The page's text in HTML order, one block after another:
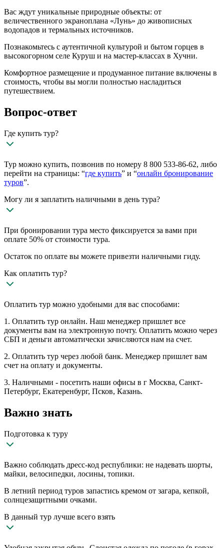
Вас ждут уникальные природные объекты: от
величественного экраноплана «Лунь» до живописных
водопадов и термальных источников.
Познакомьтесь с аутентичной культурой и бытом горцев в
высокогорном селе Куруш и на мастер-классах в Хучни.
Комфортное размещение и продуманное питание включены в
стоимость, чтобы вы могли полностью насладиться
путешествием.
Вопрос-ответ
Где купить тур?
Тур можно купить, позвонив по номеру 8 800 533-86-62, либо
перейти на страницы: “где купить” и “онлайн бронирование
туров”.
Могу ли я заплатить наличными в день тура?
При бронировании тура место фиксируется за вами при
оплате 50% от стоимости тура.
Остаток по оплате вы можете привезти наличными гиду.
Как оплатить тур?
Оплатить тур можно удобными для вас способами:
1. Оплатить тур онлайн. Наш менеджер пришлет все
документы вам на электронную почту. Оплатить можно через
СБП и деньги автоматически зачисляются нам на счет.
2. Оплатить тур через любой банк. Менеджер пришлет вам
счет на оплату и документы.
3. Наличными - посетить наши офисы в г Москва, Санкт-
Петербург, Екатеренбург, Псков, Казань.
Важно знать
Подготовка к туру
Важно соблюдать дресс-код республики: не надевать шорты,
майки, велосипедки, лосины, топики.
В летний период туров запастись кремом от загара, кепкой,
солнцезащитными очками.
В данный тур лучше всего взять